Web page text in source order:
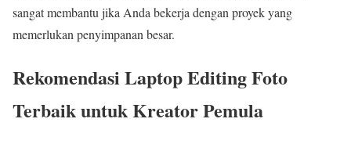
sangat membantu jika Anda bekerja dengan proyek yang
memerlukan penyimpanan besar.
Rekomendasi Laptop Editing Foto
Terbaik untuk Kreator Pemula